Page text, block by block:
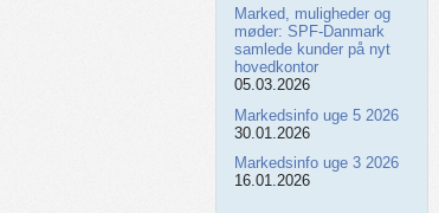
Marked, muligheder og
møder: SPF‑Danmark
samlede kunder på nyt
hovedkontor
05.03.2026
Markedsinfo uge 5 2026
30.01.2026
Markedsinfo uge 3 2026
16.01.2026